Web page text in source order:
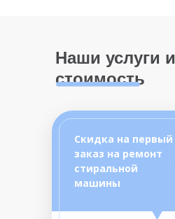
Наши услуги и
стоимость
Скидка на первый
заказ на ремонт
стиральной
машины